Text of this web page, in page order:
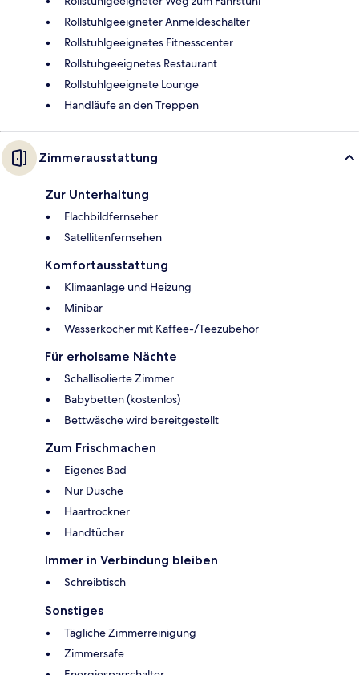
Rollstuhlgeeigneter Anmeldeschalter
Rollstuhlgeeignetes Fitnesscenter
Rollstuhgeeignetes Restaurant
Rollstuhlgeeignete Lounge
Handläufe an den Treppen
Zimmerausstattung
Zur Unterhaltung
Flachbildfernseher
Satellitenfernsehen
Komfortausstattung
Klimaanlage und Heizung
Minibar
Wasserkocher mit Kaffee-/Teezubehör
Für erholsame Nächte
Schallisolierte Zimmer
Babybetten (kostenlos)
Bettwäsche wird bereitgestellt
Zum Frischmachen
Eigenes Bad
Nur Dusche
Haartrockner
Handtücher
Immer in Verbindung bleiben
Schreibtisch
Sonstiges
Tägliche Zimmerreinigung
Zimmersafe